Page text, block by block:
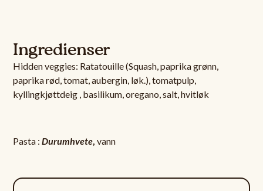
Ingredienser
Hidden veggies: Ratatouille (Squash, paprika grønn,
paprika rød, tomat, aubergin, løk.), tomatpulp,
kyllingkjøttdeig , basilikum, oregano, salt, hvitløk
Pasta :Durumhvete, vann